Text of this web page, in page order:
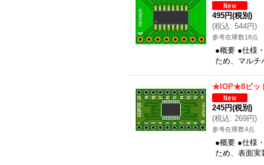
495円(税別)
(税込: 544円)
参考在庫数18点
●概要 ●仕様
ため、マル
★IOP★8ビッ
245円(税別)
(税込: 269円)
参考在庫数4点
●概要 ●仕様
ため、表面